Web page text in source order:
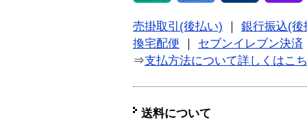
売掛取引(後払い)
銀行振込(後
換宅配便
セブンイレブン決済
⇒支払方法について詳しくはこ
送料について